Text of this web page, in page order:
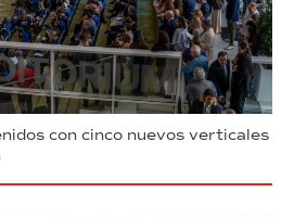
con cinco nuevos verticales